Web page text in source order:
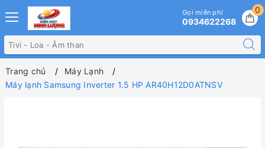
0
Gọi miễn phí
0934622268
Trang chủ
Máy Lạnh
Máy lạnh Samsung Inverter 1.5 HP AR40H12D0ATNSV